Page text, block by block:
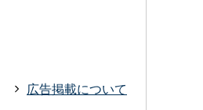
広告掲載について